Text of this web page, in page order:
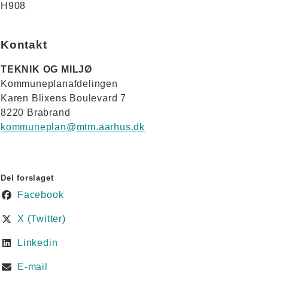
H908
Kontakt
TEKNIK OG MILJØ
Kommuneplanafdelingen
Karen Blixens Boulevard 7
8220 Brabrand
kommuneplan@mtm.aarhus.dk
Del forslaget
Facebook
X (Twitter)
Linkedin
E-mail